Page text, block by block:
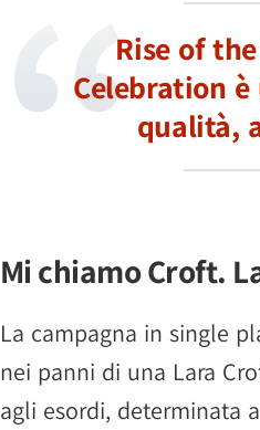
Rise of
Celebration
qualità,
Mi chiamo Croft.
La campagna in single
nei panni di una Lara
agli esordi, determinata